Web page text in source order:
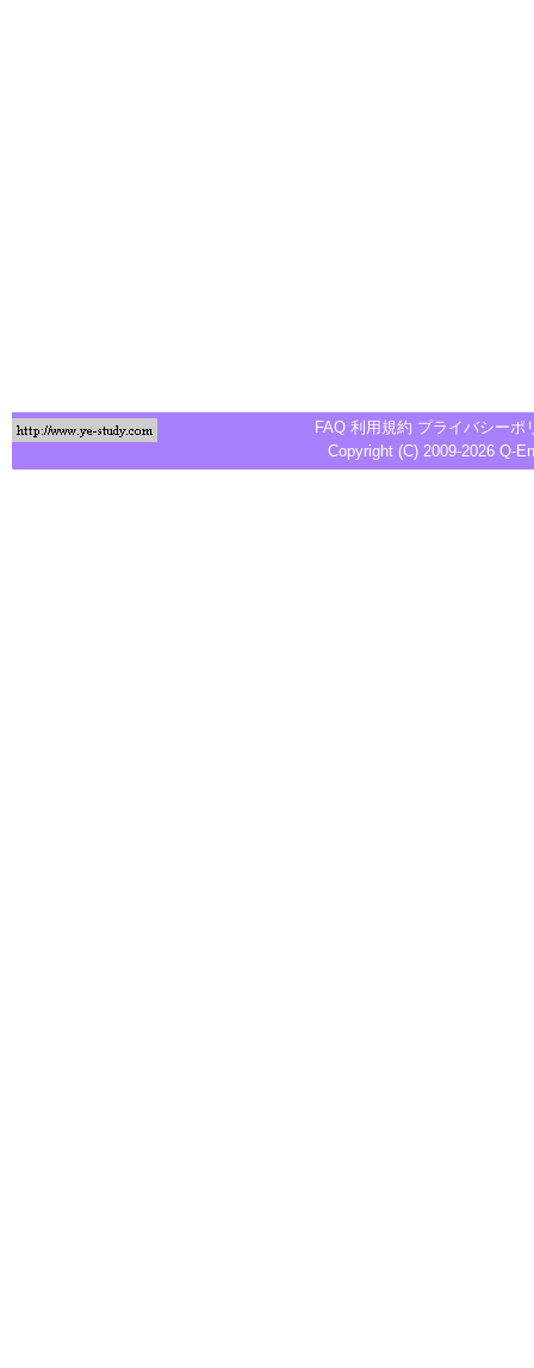
FAQ 利用規約 プライバシーポ
Copyright (C) 2009-2026 Q-